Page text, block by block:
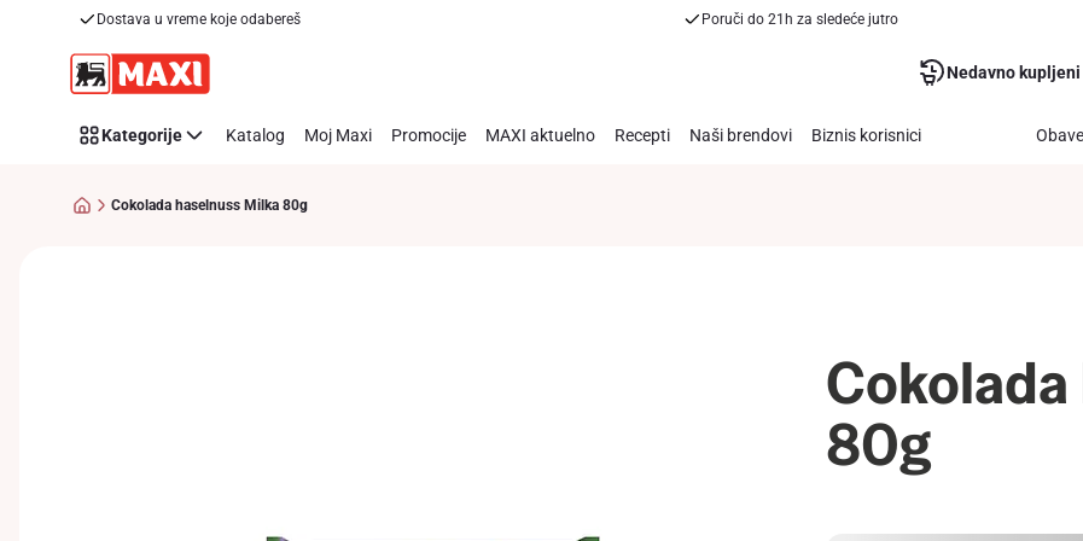
Dostava u vreme koje odabereš Poruči do 21h za sledeće jutro
Nedavno
Kategorije Katalog Moj Maxi Promocije MAXI aktuelno Recepti Naši brendovi Biznis korisnici
Cokolada haselnuss Milka 80g
80g